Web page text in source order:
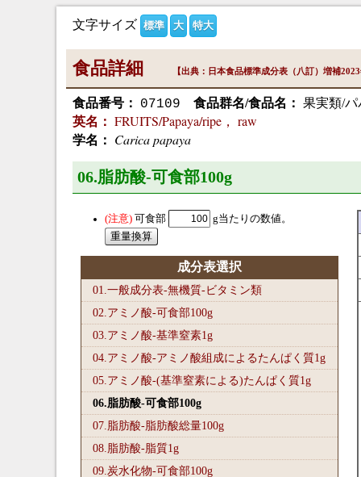
文字サイズ 標準 大 特大
食品詳細 【出典：日本食品標準成分表（八訂）増補
食品番号： 07109 食品群名/食品名： 果実類/
英名： FRUITS/Papaya/ripe， raw
学名： Carica papaya
06.脂肪酸-可食部100g
可食部 g当たりの数値。
成分表選択
01.一般成分表-無機質-ビタミン類
02.アミノ酸-可食部100g
03.アミノ酸-基準窒素1g
04.アミノ酸-アミノ酸組成によるたんぱく質1g
05.アミノ酸-(基準窒素による)たんぱく質1g
06.脂肪酸-可食部100g
07.脂肪酸-脂肪酸総量100g
08.脂肪酸-脂質1g
09.炭水化物-可食部100g